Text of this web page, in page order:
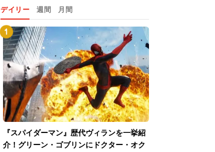
デイリー 週間 月間
『スパイダーマン』歴代ヴィランを一挙紹
介！グリーン・ゴブリンにドクター・オク